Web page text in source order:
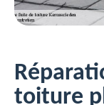
toiture